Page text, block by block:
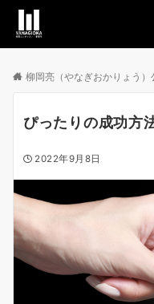
柳岡亮（やなぎおかりょう）
ぴったりの成功方
2022年9月8日